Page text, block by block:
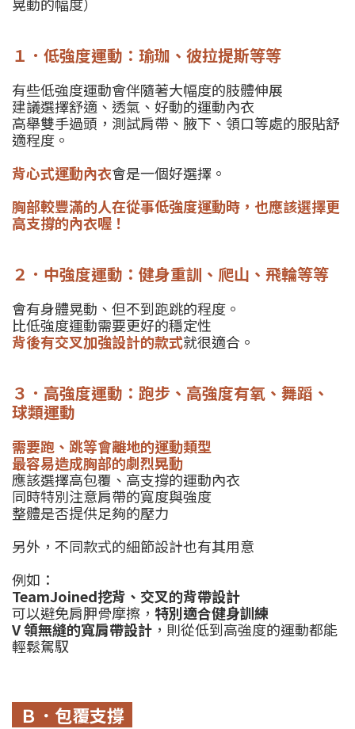
１．低強度運動：瑜珈、彼拉提斯等等
有些低強度運動會伴隨著大幅度的肢體伸展
建議選擇舒適、透氣、好動的運動內衣
高舉雙手過頭，測試肩帶、腋下、領口等處的服貼舒
適程度。
背心式運動內衣會是一個好選擇。
胸部較豐滿的人在從事低強度運動時，也應該選擇更
高支撐的內衣喔！
２．中強度運動：健身重訓、爬山、飛輪等等
會有身體晃動、但不到跑跳的程度。
比低強度運動需要更好的穩定性
背後有交叉加強設計的款式就很適合。
３．高強度運動：跑步、高強度有氧、舞蹈、
球類運動
需要跑、跳等會離地的運動類型
最容易造成胸部的劇烈晃動
應該選擇高包覆、高支撐的運動內衣
同時特別注意肩帶的寬度與強度
整體是否提供足夠的壓力
另外，不同款式的細節設計也有其用意
例如：
TeamJoined挖背、交叉的背帶設計
可以避免肩胛骨摩擦， 特別適合健身訓練
V 領無縫的寬肩帶設計 ，則從低到高強度的運動都能
輕鬆駕馭
Ｂ．包覆支撐